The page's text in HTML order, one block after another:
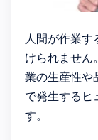
人間が作業
けられません
業の生産性や
で発生するヒ
す。